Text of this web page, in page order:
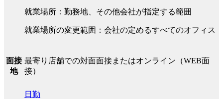
就業場所：勤務地、その他会社が指定する範囲
就業場所の変更範囲：会社の定めるすべてのオフィス
面接
地
最寄り店舗での対面面接またはオンライン（WEB面
接）
日勤